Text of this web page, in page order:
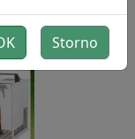
Storno